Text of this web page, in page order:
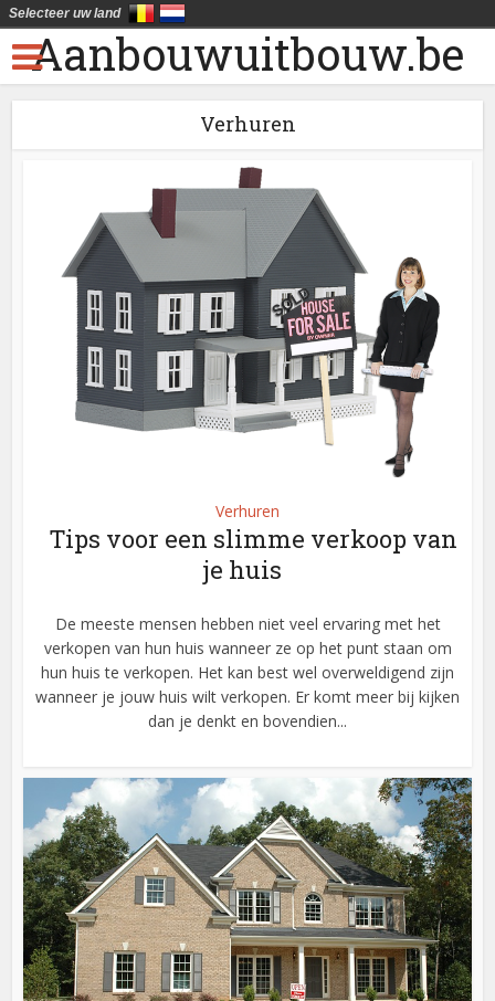
Aanbouwuitbouw.be
Verhuren
Verhuren
Tips voor een slimme verkoop van
je huis
De meeste mensen hebben niet veel ervaring met het
verkopen van hun huis wanneer ze op het punt staan om
hun huis te verkopen. Het kan best wel overweldigend zijn
wanneer je jouw huis wilt verkopen. Er komt meer bij kijken
dan je denkt en bovendien...
Selecteer uw land